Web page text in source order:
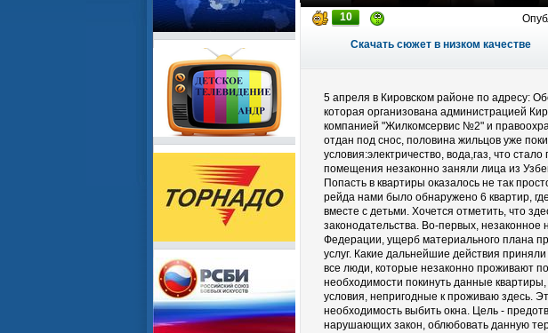
10
Скачать сюжет в низком качестве
5 апреля в Кировском районе по адресу:
которая организована администрацией
компанией "Жилкомсервис №2" и
отдан под снос, половина жильцов уже
условия:электричество, вода,газ, что
помещения незаконно заняли лица из
Попасть в квартиры оказалось не так
рейда нами было обнаружено 6 квартир,
вместе с детьми. Хочется отметить, что
законодательства. Во-первых,
Федерации, ущерб материального плана
услуг. Какие дальнейшие действия
все люди, которые незаконно проживают
необходимости покинуть данные квартиры,
условия, непригодные к проживаю здесь.
необходимость выбить окна. Цель -
нарушающих закон, облюбовать данную